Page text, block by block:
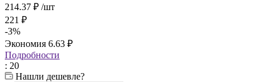
214.37 ₽ /шт
221 ₽
-3%
Экономия 6.63 ₽
Подробности
: 20
Нашли дешевле?